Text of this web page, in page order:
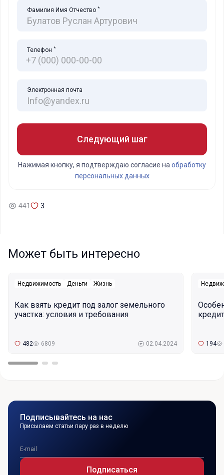
Фамилия Имя Отчество *
Телефон *
Электронная почта
Следующий шаг
Нажимая кнопку, я подтверждаю согласие на обработку
персональных данных
441 3
Может быть интересно
Недвижимость Деньги Жизнь
Как взять кредит под залог земельного
участка: условия и требования
482 6809 02.04.2024 194
Подписывайтесь на нас
Присылаем статьи пару раз в неделю
Подписаться